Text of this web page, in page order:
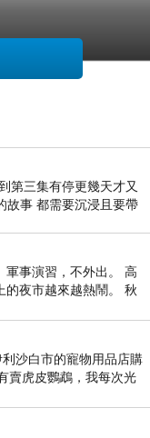
第三集有停更幾天才又
故事 都需要沉浸且要帶
軍事演習，不外出。 高
的夜市越來越熱鬧。 秋
。。。
沙白市的寵物用品店購
賣虎皮鸚鵡，我每次光
會引進 C